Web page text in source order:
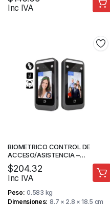
Inc IVA
BIOMETRICO CONTROL DE
ACCESO/ASISTENCIA –
RECONOCIMIENTO FACIAL –
TARJETA – CÓDIGO –
PROTOCOLO DE
KINUTEK
$204.32
Inc IVA
Peso 0.583 kg
Dimensiones 8.7 × 2.8 × 18.5 cm